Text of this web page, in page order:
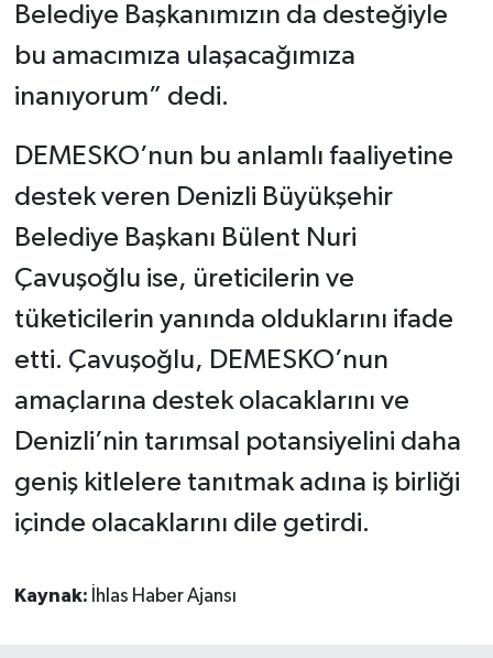
Belediye Başkanımızın da desteğiyle
bu amacımıza ulaşacağımıza
inanıyorum” dedi.
DEMESKO’nun bu anlamlı faaliyetine
destek veren Denizli Büyükşehir
Belediye Başkanı Bülent Nuri
Çavuşoğlu ise, üreticilerin ve
tüketicilerin yanında olduklarını ifade
etti. Çavuşoğlu, DEMESKO’nun
amaçlarına destek olacaklarını ve
Denizli’nin tarımsal potansiyelini daha
geniş kitlelere tanıtmak adına iş birliği
içinde olacaklarını dile getirdi.
Kaynak: İhlas Haber Ajansı